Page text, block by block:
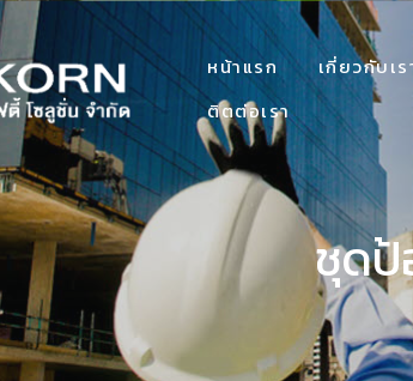
หน้าแรก เกี่ยวกับเร
ติตต่อเรา
ชุดป้